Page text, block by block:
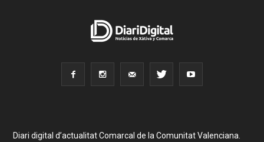
Diari digital d’actualitat Comarcal de la Comunitat Valenciana.